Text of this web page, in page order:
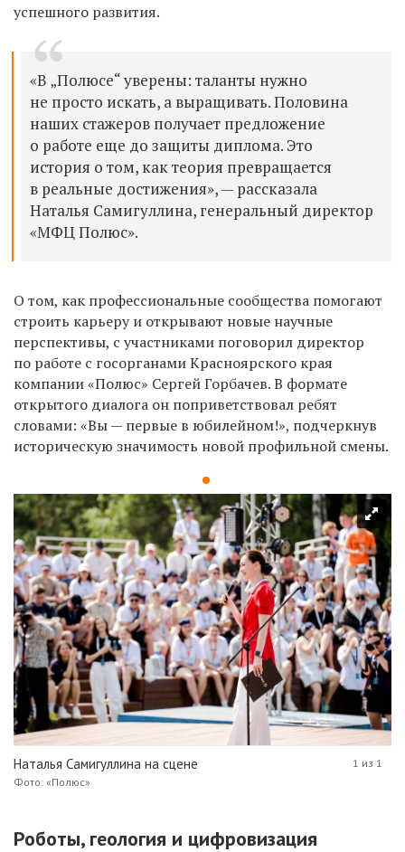
успешного развития.
«В „Полюсе“ уверены: таланты нужно
не просто искать, а выращивать. Половина
наших стажеров получает предложение
о работе еще до защиты диплома. Это
история о том, как теория превращается
в реальные достижения», — рассказала
Наталья Самигуллина, генеральный директор
«МФЦ Полюс».
О том, как профессиональные сообщества помогают
строить карьеру и открывают новые научные
перспективы, с участниками поговорил директор
по работе с госорганами Красноярского края
компании «Полюс» Сергей Горбачев. В формате
открытого диалога он поприветствовал ребят
словами: «Вы — первые в юбилейном!», подчеркнув
историческую значимость новой профильной смены.
Наталья Самигуллина на сцене
Фото: «Полюс»
1 из 1
Роботы, геология и цифровизация